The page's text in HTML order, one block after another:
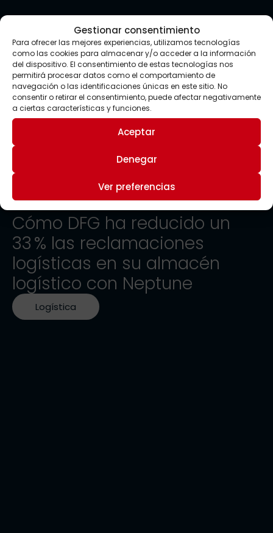
Gestionar consentimiento
Para ofrecer las mejores experiencias, utilizamos tecnologías
como las cookies para almacenar y/o acceder a la información
del dispositivo. El consentimiento de estas tecnologías nos
permitirá procesar datos como el comportamiento de
navegación o las identificaciones únicas en este sitio. No
consentir o retirar el consentimiento, puede afectar negativamente
a ciertas características y funciones.
Aceptar
Denegar
Ver preferencias
Cómo DFG ha reducido un
33 % las reclamaciones
logísticas en su almacén
logístico con Neptune
Logística